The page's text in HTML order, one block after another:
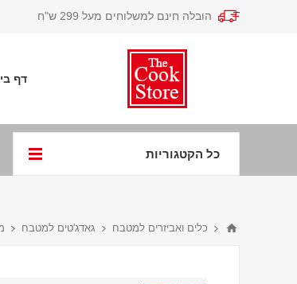
הובלה חינם למשלוחים מעל 299 ש"ח
דף
כל הקטגוריות
כלים ואביזרים למטבח גאדג'טים למטבח